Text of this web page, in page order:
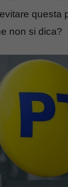
questa
non si dica?